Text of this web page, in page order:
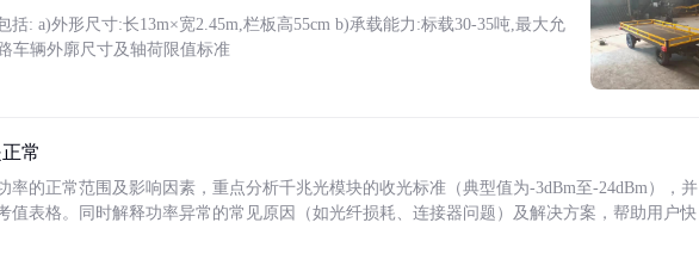
括: a)外形尺寸:长13m×宽2.45m,栏板高55cm b)承载能力:标载30-35吨,最大允
车辆外廓尺寸及轴荷限值标准
常
率的正常范围及影响因素，重点分析千兆光模块的收光标准（典型值为-3dBm至-24dBm），并
值表格。同时解释功率异常的常见原因（如光纤损耗、连接器问题）及解决方案，帮助用户快